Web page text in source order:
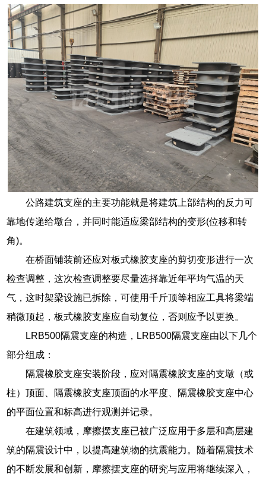
公路建筑支座的主要功能就是将建筑上部结构的反力可
靠地传递给墩台，并同时能适应梁部结构的变形(位移和转
角)。
在桥面铺装前还应对板式橡胶支座的剪切变形进行一次
检查调整，这次检查调整要尽量选择靠近年平均气温的天
气，这时架梁设施已拆除，可使用千斤顶等相应工具将梁端
稍微顶起，板式橡胶支座应自动复位，否则应予以更换。
LRB500隔震支座的构造，LRB500隔震支座由以下几个
部分组成：
隔震橡胶支座安装阶段，应对隔震橡胶支座的支墩（或
柱）顶面、隔震橡胶支座顶面的水平度、隔震橡胶支座中心
的平面位置和标高进行观测并记录。
在建筑领域，摩擦摆支座已被广泛应用于多层和高层建
筑的隔震设计中，以提高建筑物的抗震能力。随着隔震技术
的不断发展和创新，摩擦摆支座的研究与应用将继续深入，